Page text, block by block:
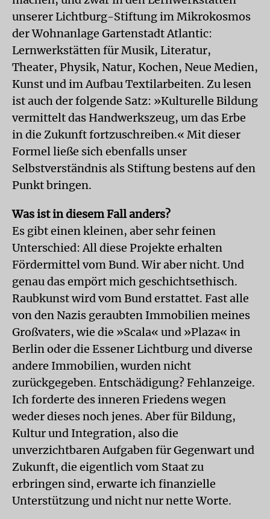
unserer Lichtburg-Stiftung im Mikrokosmos
der Wohnanlage Gartenstadt Atlantic:
Lernwerkstätten für Musik, Literatur,
Theater, Physik, Natur, Kochen, Neue Medien,
Kunst und im Aufbau Textilarbeiten. Zu lesen
ist auch der folgende Satz: »Kulturelle Bildung
vermittelt das Handwerkszeug, um das Erbe
in die Zukunft fortzuschreiben.« Mit dieser
Formel ließe sich ebenfalls unser
Selbstverständnis als Stiftung bestens auf den
Punkt bringen.
Was ist in diesem Fall anders?
Es gibt einen kleinen, aber sehr feinen
Unterschied: All diese Projekte erhalten
Fördermittel vom Bund. Wir aber nicht. Und
genau das empört mich geschichtsethisch.
Raubkunst wird vom Bund erstattet. Fast alle
von den Nazis geraubten Immobilien meines
Großvaters, wie die »Scala« und »Plaza« in
Berlin oder die Essener Lichtburg und diverse
andere Immobilien, wurden nicht
zurückgegeben. Entschädigung? Fehlanzeige.
Ich forderte des inneren Friedens wegen
weder dieses noch jenes. Aber für Bildung,
Kultur und Integration, also die
unverzichtbaren Aufgaben für Gegenwart und
Zukunft, die eigentlich vom Staat zu
erbringen sind, erwarte ich finanzielle
Unterstützung und nicht nur nette Worte.